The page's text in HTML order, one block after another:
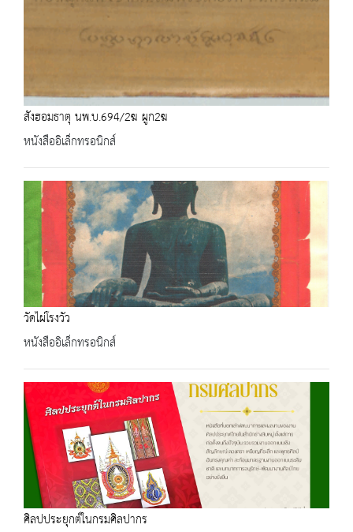
สังฮอมธาตุ นพ.บ.694/2ฆ ผูก2ฆ
หนังสืออิเล็กทรอนิกส์
วัดไผ่โรงวัว
หนังสืออิเล็กทรอนิกส์
ศิลปประยุกต์ในกรมศิลปากร